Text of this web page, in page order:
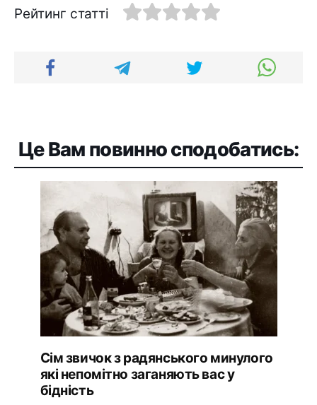
Рейтинг статті
Це Вам повинно сподобатись:
Сім звичок з радянського минулого
які непомітно заганяють вас у
бідність